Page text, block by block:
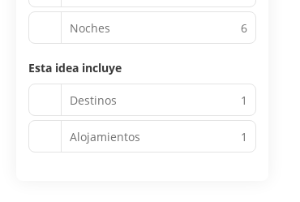
Noches 6
Esta idea incluye
Destinos 1
Alojamientos 1